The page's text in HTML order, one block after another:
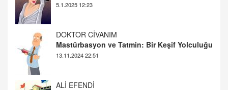
13.11.2024 22:51
ALİ EFENDİ
Adana At Yarışı Tahminleri | 21 Aralık
Cumartesi
TUTKUNUN PERİSİ